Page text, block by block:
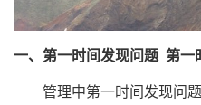
一、第一时间发现问题 第一
管理中第一时间发现问